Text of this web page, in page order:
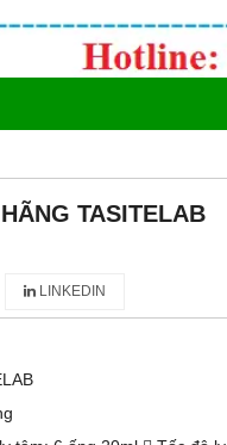
TASITELAB
LINKEDIN